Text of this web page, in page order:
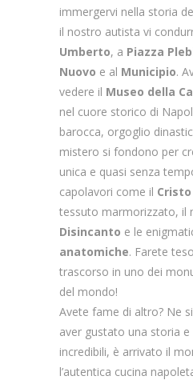
immergervi nella storia
il nostro autista vi
Umberto, a Piazza
Nuovo e al Municipio.
vedere il Museo della
nel cuore storico di
barocca, orgoglio
mistero si fondono per
unica e quasi senza
capolavori come il
tessuto marmorizzato, il
Disincanto e le
anatomiche. Farete
trascorso in uno dei
del mondo!
Avete fame di altro? Ne
aver gustato una storia e
incredibili, è arrivato il
l’autentica cucina